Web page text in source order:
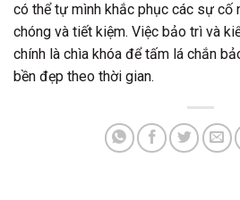
có thể tự mình khắc phục các sự cố
chóng và tiết kiệm. Việc bảo trì và
chính là chìa khóa để tấm lá chắn
bền đẹp theo thời gian.